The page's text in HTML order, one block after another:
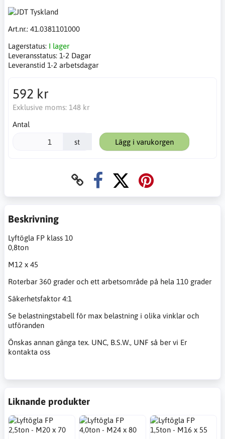
Art.nr.: 41.0381101000
Lagerstatus: I lager
Leveransstatus: 1-2 Dagar
Leveranstid 1-2 arbetsdagar
592 kr
Exklusive moms: 148 kr
Antal
st Lägg i varukorgen
Beskrivning
Lyftögla FP klass 10
0,8ton
M12 x 45
Roterbar 360 grader och ett arbetsområde på hela 110 grader
Säkerhetsfaktor 4:1
Se belastningstabell för max belastning i olika vinklar och
utföranden
Önskas annan gänga tex. UNC, B.S.W., UNF så ber vi Er
kontakta oss
Liknande produkter